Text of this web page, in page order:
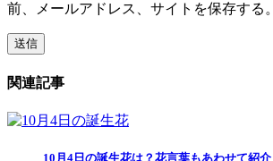
前、メールアドレス、サイトを保存する。
関連記事
10月4日の誕生花は？花言葉もあわせて紹介